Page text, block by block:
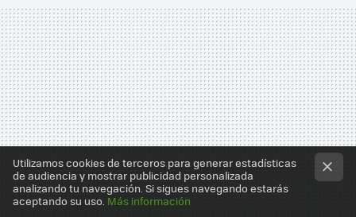
Utilizamos cookies de terceros para generar estadísticas
de audiencia y mostrar publicidad personalizada
analizando tu navegación. Si sigues navegando estarás
aceptando su uso. Más información